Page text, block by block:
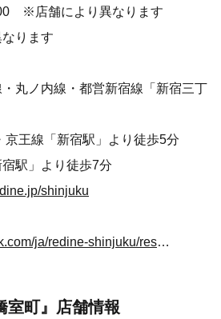
※店舗により異なります
ります
・丸ノ内線・都営新宿線「新宿三丁
京王線「新宿駅」より徒歩5分
駅」より徒歩7分
shinjuku
https://www.tablecheck.com/ja/redine-shinjuku/reserve/message
室町』店舗情報